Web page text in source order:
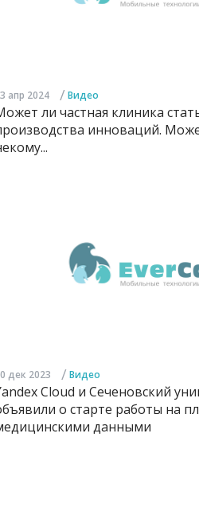
апр 2024 / Видео
ли частная клиника
инноваций.
дек 2023 / Видео
Cloud и Сеченовский
о старте работы на
данными